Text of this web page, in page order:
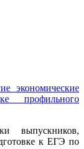
экономические
профильного
выпускников,
к ЕГЭ по